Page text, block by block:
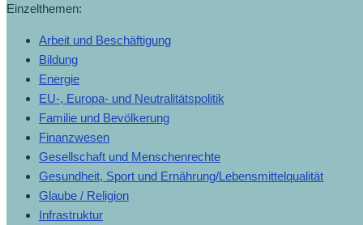
Einzelthemen:
Arbeit und Beschäftigung
Bildung
Energie
EU-, Europa- und Neutralitätspolitik
Familie und Bevölkerung
Finanzwesen
Gesellschaft und Menschenrechte
Gesundheit, Sport und Ernährung/Lebensmittelqualität
Glaube / Religion
Infrastruktur